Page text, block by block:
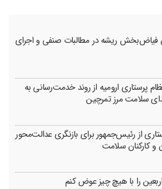
فیاض‌بخش ریشه در مطالبات صنفی و اجرای
پرستاری ارومیه از روند خدمت‌رسانی به
سلامت مرز تمرچین
از رئیس‌جمهور برای بازنگری عدالت‌محور
و کارکنان سلامت
را با هیچ چیز عوض کنم